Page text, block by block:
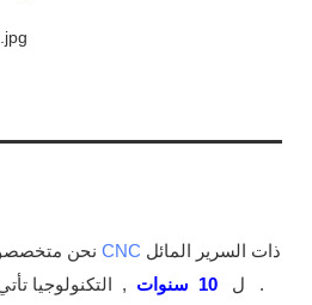
1 نحن آلة مخرطة CNC ذات السرير المائل
ل
سنوات , التكنولوجيا .